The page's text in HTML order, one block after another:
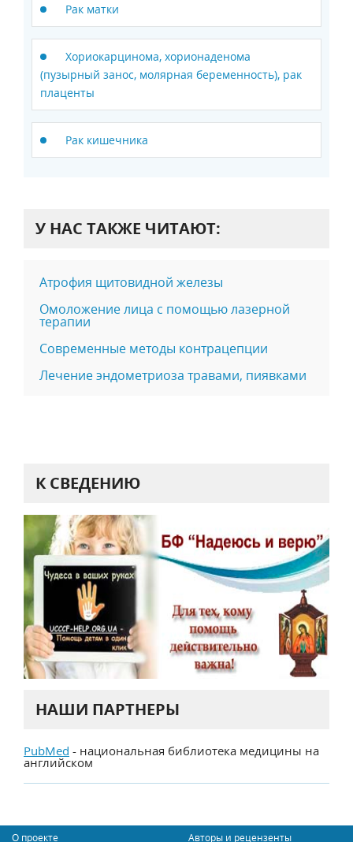
Рак матки
Хориокарцинома, хорионаденома
(пузырный занос, молярная беременность), рак
плаценты
Рак кишечника
У НАС ТАКЖЕ ЧИТАЮТ:
Атрофия щитовидной железы
Омоложение лица с помощью лазерной
терапии
Современные методы контрацепции
Лечение эндометриоза травами, пиявками
К СВЕДЕНИЮ
НАШИ ПАРТНЕРЫ
PubMed - национальная библиотека медицины на
английском
О проекте Авторы и рецензенты